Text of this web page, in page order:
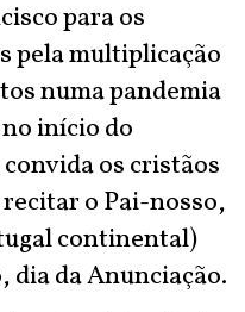
para os
pela multiplicação
numa pandemia
início do
os cristãos
o Pai-nosso,
continental)
dia da Anunciação.